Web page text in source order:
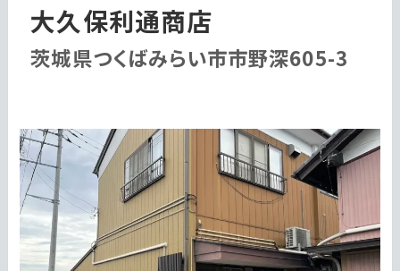
大久保利通商店
茨城県つくばみらい市市野深605-3